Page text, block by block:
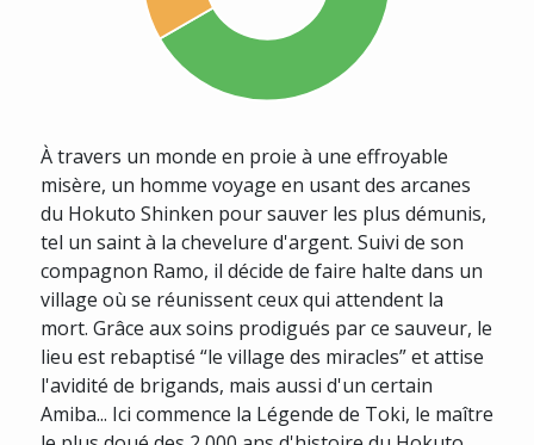
À travers un monde en proie à une effroyable
misère, un homme voyage en usant des arcanes
du Hokuto Shinken pour sauver les plus démunis,
tel un saint à la chevelure d'argent. Suivi de son
compagnon Ramo, il décide de faire halte dans un
village où se réunissent ceux qui attendent la
mort. Grâce aux soins prodigués par ce sauveur, le
lieu est rebaptisé “le village des miracles” et attise
l'avidité de brigands, mais aussi d'un certain
Amiba... Ici commence la Légende de Toki, le maître